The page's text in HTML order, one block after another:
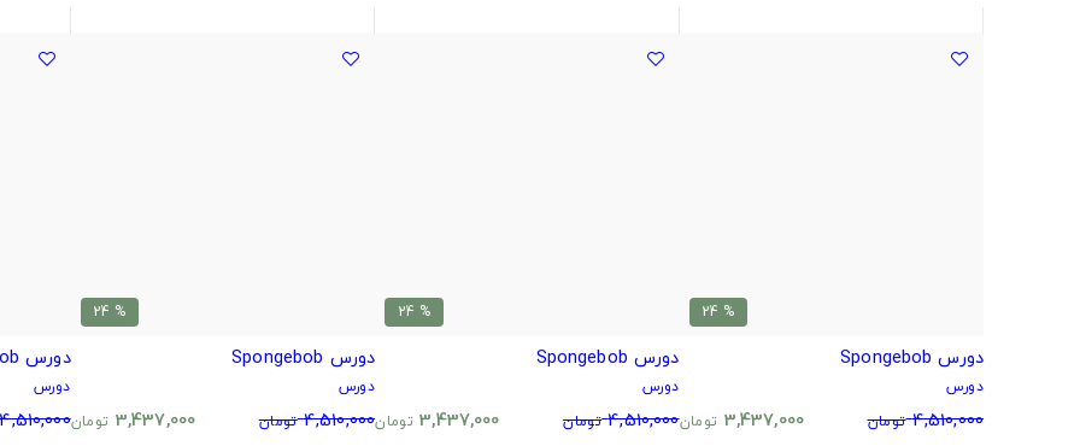
% 24
دورس Spongebob
دورس
4,510,000 تومان 3,437,000 تومان
% 24
دورس Spongebob
دورس
4,510,000 تومان 3,437,000 تومان
% 24
دورس Spongebob
دورس
4,510,000 تومان 3,437,000 تومان
دورس Spongebob
دورس
4,510,000